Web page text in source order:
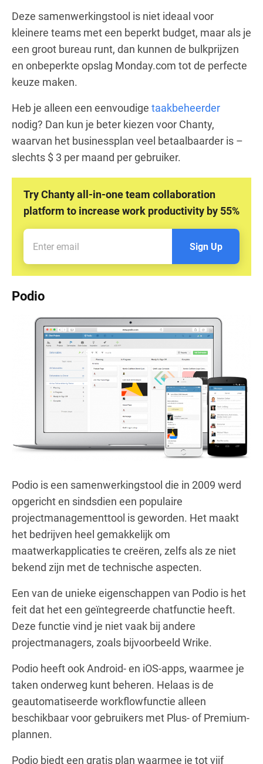
Deze samenwerkingstool is niet ideaal voor
kleinere teams met een beperkt budget, maar als je
een groot bureau runt, dan kunnen de bulkprijzen
en onbeperkte opslag Monday.com tot de perfecte
keuze maken.
Heb je alleen een eenvoudige taakbeheerder
nodig? Dan kun je beter kiezen voor Chanty,
waarvan het businessplan veel betaalbaarder is –
slechts $ 3 per maand per gebruiker.
Try Chanty all-in-one team collaboration
platform to increase work productivity by 55%
Sign Up
Podio
Podio is een samenwerkingstool die in 2009 werd
opgericht en sindsdien een populaire
projectmanagementtool is geworden. Het maakt
het bedrijven heel gemakkelijk om
maatwerkapplicaties te creëren, zelfs als ze niet
bekend zijn met de technische aspecten.
Een van de unieke eigenschappen van Podio is het
feit dat het een geïntegreerde chatfunctie heeft.
Deze functie vind je niet vaak bij andere
projectmanagers, zoals bijvoorbeeld Wrike.
Podio heeft ook Android- en iOS-apps, waarmee je
taken onderweg kunt beheren. Helaas is de
geautomatiseerde workflowfunctie alleen
beschikbaar voor gebruikers met Plus- of Premium-
plannen.
Podio biedt een gratis plan waarmee je tot vijf